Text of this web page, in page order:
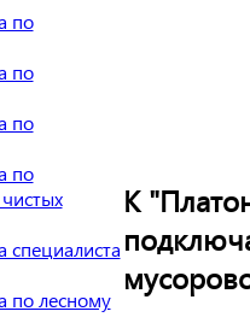
по
по
по
по
специалиста
по лесному
К